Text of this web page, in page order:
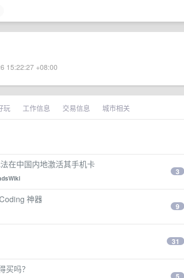
15:22:27 +08:00
玩 工作信息 交易信息 城市相关
在中国内地激活其手机卡
3
神器
9
31
买吗？
5